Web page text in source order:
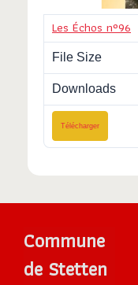
Les Échos n°96
File Size
Downloads
Télécharger
Commune
de Stetten